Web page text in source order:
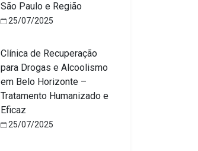
São Paulo e Região
25/07/2025
Clínica de Recuperação
para Drogas e Alcoolismo
em Belo Horizonte –
Tratamento Humanizado e
Eficaz
25/07/2025